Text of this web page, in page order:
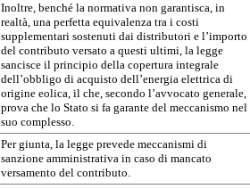
Inoltre, benché la normativa non garantisca, in
realtà, una perfetta equivalenza tra i costi
supplementari sostenuti dai distributori e l’importo
del contributo versato a questi ultimi, la legge
sancisce il principio della copertura integrale
dell’obbligo di acquisto dell’energia elettrica di
origine eolica, il che, secondo l’avvocato generale,
prova che lo Stato si fa garante del meccanismo nel
suo complesso.
Per giunta, la legge prevede meccanismi di
sanzione amministrativa in caso di mancato
versamento del contributo.